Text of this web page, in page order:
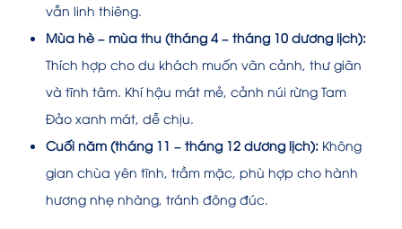
vẫn linh thiêng.
Mùa hè – mùa thu (tháng 4 – tháng 10 dương lịch):
Thích hợp cho du khách muốn vãn cảnh, thư giãn
và tĩnh tâm. Khí hậu mát mẻ, cảnh núi rừng Tam
Đảo xanh mát, dễ chịu.
Cuối năm (tháng 11 – tháng 12 dương lịch): Không
gian chùa yên tĩnh, trầm mặc, phù hợp cho hành
hương nhẹ nhàng, tránh đông đúc.